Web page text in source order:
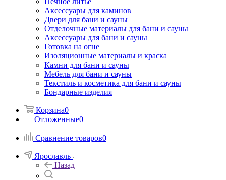
Аксессуары для каминов
Двери для бани и сауны
Отделочные материалы для бани и сауны
Аксессуары для бани и сауны
Готовка на огне
Изоляционные материалы и краска
Камни для бани и сауны
Мебель для бани и сауны
Текстиль и косметика для бани и сауны
Бондарные изделия
Корзина0
Отложенные0
Сравнение товаров0
Ярославль
Назад